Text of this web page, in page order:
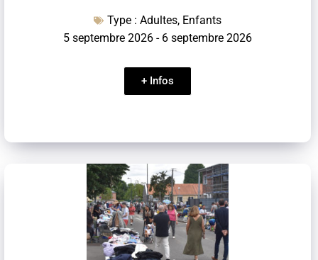
Type : Adultes, Enfants
5 septembre 2026 - 6 septembre 2026
+ Infos